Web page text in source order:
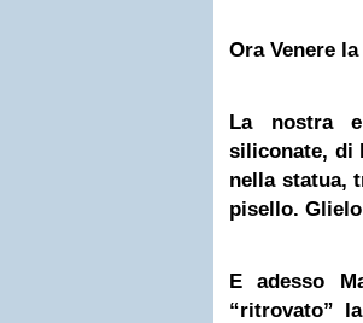
Ora Venere
La nostra
siliconate, di
nella statua,
pisello.
E adesso
“ritrovato”